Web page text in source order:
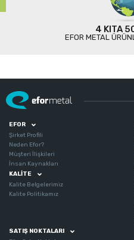
4 KITA
EFOR METAL
EFOR
Şirket Profili
Neden Efor?
Müşteri İlişkileri
İnsan Kaynakları
KALITE
Kalite Belgelerimiz
Kalite Politikamız
SATIŞ NOKTALARI